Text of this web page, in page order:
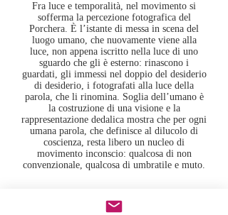
Fra luce e temporalità, nel movimento si
sofferma la percezione fotografica del
Porchera. È l’istante di messa in scena del
luogo umano, che nuovamente viene alla
luce, non appena iscritto nella luce di uno
sguardo che gli è esterno: rinascono i
guardati, gli immessi nel doppio del desiderio
di desiderio, i fotografati alla luce della
parola, che li rinomina. Soglia dell’umano è
la costruzione di una visione e la
rappresentazione dedalica mostra che per ogni
umana parola, che definisce al dilucolo di
coscienza, resta libero un nucleo di
movimento inconscio: qualcosa di non
convenzionale, qualcosa di umbratile e muto.